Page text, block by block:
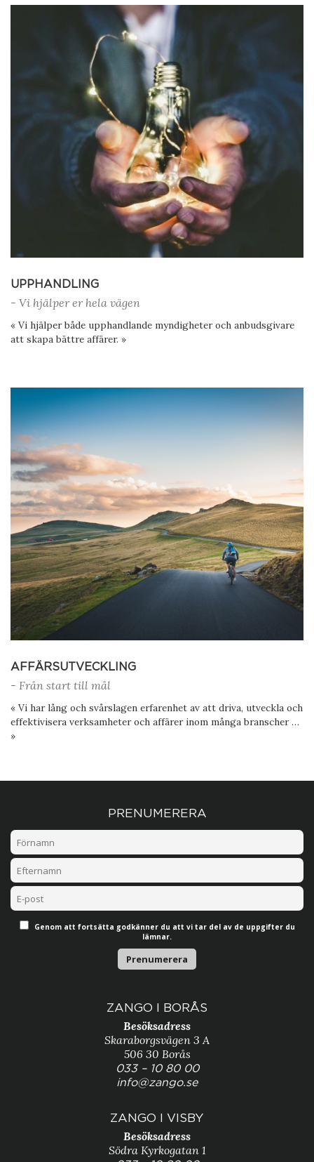
UPPHANDLING
- Vi hjälper er hela vägen
« Vi hjälper både upphandlande myndigheter och anbudsgivare
att skapa bättre affärer. »
AFFÄRSUTVECKLING
- Från start till mål
« Vi har lång och svårslagen erfarenhet av att driva, utveckla och
effektivisera verksamheter och affärer inom många branscher …
»
PRENUMERERA
Genom att fortsätta godkänner du att vi tar del av de uppgifter du
lämnar.
ZANGO I BORÅS
Besöksadress
Skaraborgsvägen 3 A
506 30 Borås
033 – 10 80 00
info@zango.se
ZANGO I VISBY
Besöksadress
Södra Kyrkogatan 1